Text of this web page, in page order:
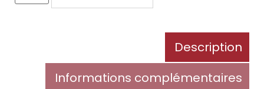
Description
Informations complémentaires